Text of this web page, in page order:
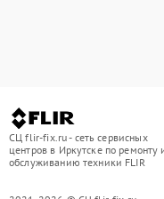
СЦ flir-fix.ru - сеть сервисных
центров в Иркутске по ремонту
обслуживанию техники FLIR